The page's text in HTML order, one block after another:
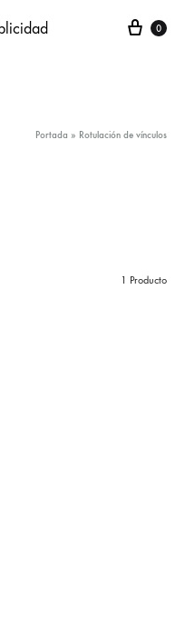
Carro
0
Portada » Rotulación de vínculos
1 Producto